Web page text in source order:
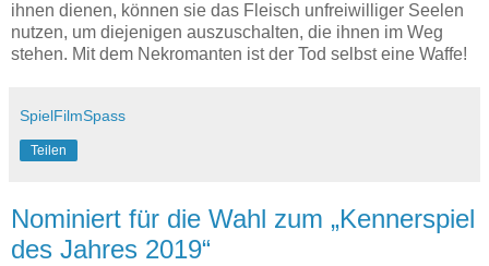
ihnen dienen, können sie das Fleisch unfreiwilliger Seelen
nutzen, um diejenigen auszuschalten, die ihnen im Weg
stehen. Mit dem Nekromanten ist der Tod selbst eine Waffe!
SpielFilmSpass
Teilen
Nominiert für die Wahl zum „Kennerspiel
des Jahres 2019“